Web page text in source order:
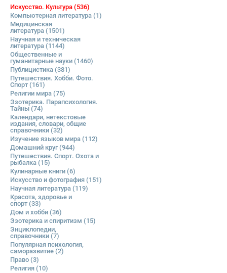
Искусство. Культура (536)
Компьютерная литература (1)
Медицинская
литература (1501)
Научная и техническая
литература (1144)
Общественные и
гуманитарные науки (1460)
Публицистика (381)
Путешествия. Хобби. Фото.
Спорт(161)
Религии мира (75)
Эзотерика. Парапсихология.
Тайны (74)
Календари, нетекстовые
издания, словари, общие
справочники (32)
Изучение языков мира (112)
Домашний круг(944)
Путешествия. Спорт. Охота и
рыбалка (15)
Кулинарные книги (6)
Искусство и фотография (151)
Научная литература (119)
Красота, здоровье и
спорт(33)
Дом и хобби (36)
Эзотерика и спиритизм (15)
Энциклопедии,
справочники (7)
Популярная психология,
саморазвитие (2)
Право (3)
Религия (10)